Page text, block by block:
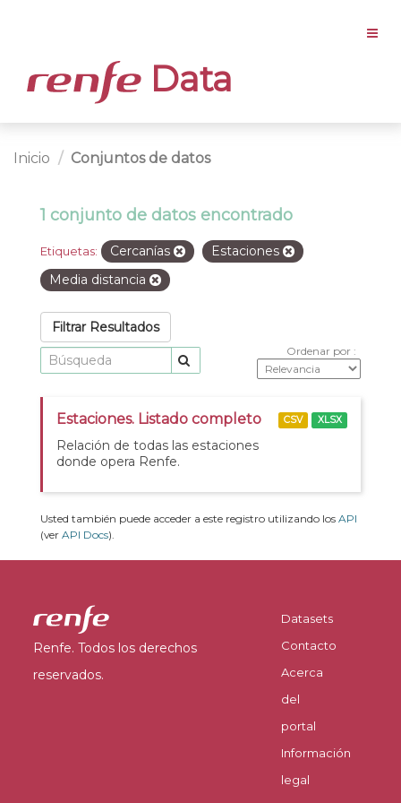
Data
Inicio Conjuntos de datos
1 conjunto de datos encontrado
Etiquetas: Cercanías
Estaciones
Media distancia
Filtrar Resultados
Ordenar por
Estaciones. Listado completo
Relación de todas las estaciones
donde opera Renfe.
CSV XLSX
Usted también puede acceder a este registro utilizando los API
(ver API Docs).
Renfe. Todos los derechos
reservados.
Datasets
Contacto
Acerca
del
portal
Información
legal